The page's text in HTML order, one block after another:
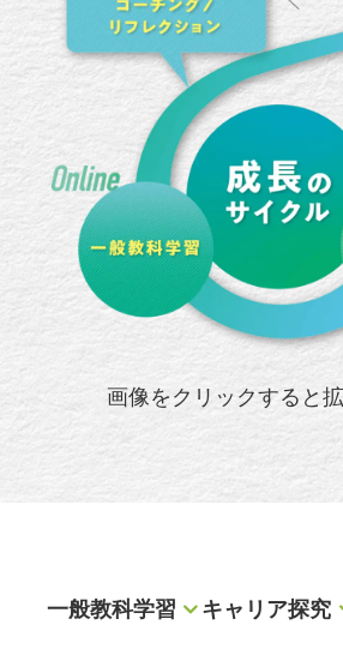
画像をクリックすると
一般教科学習 キャリア探究